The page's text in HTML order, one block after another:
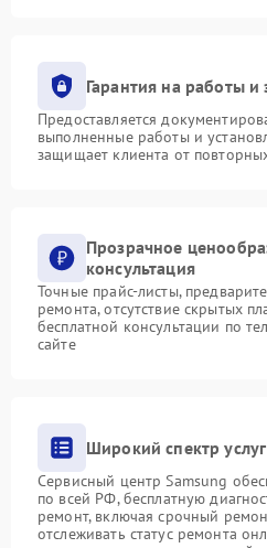
Гарантия на работы и
Предоставляется
выполненные работы и
защищает клиента от
Прозрачное
консультация
Точные прайс-листы,
ремонта, отсутствие скрытых
бесплатной консультации по
сайте
Широкий спектр услуг
Сервисный центр Samsung
по всей РФ, бесплатную
ремонт, включая срочный
отслеживать статус ремонта